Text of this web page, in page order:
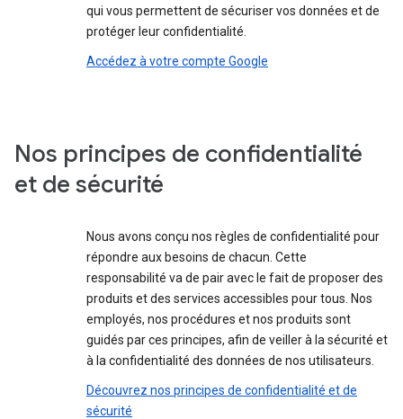
qui vous permettent de sécuriser vos données et de
protéger leur confidentialité.
Accédez à votre compte Google
Nos principes de confidentialité
et de sécurité
Nous avons conçu nos règles de confidentialité pour
répondre aux besoins de chacun. Cette
responsabilité va de pair avec le fait de proposer des
produits et des services accessibles pour tous. Nos
employés, nos procédures et nos produits sont
guidés par ces principes, afin de veiller à la sécurité et
à la confidentialité des données de nos utilisateurs.
Découvrez nos principes de confidentialité et de
sécurité